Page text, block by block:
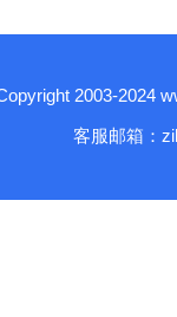
2003-2024
客服邮箱：